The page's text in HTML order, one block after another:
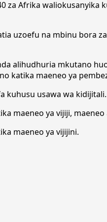
Afrika
uzoefu na mbinu bora
alihudhuria mkutano
katika maeneo ya
kuhusu usawa wa kidijitali.
maeneo ya vijiji,
maeneo ya vijijini.